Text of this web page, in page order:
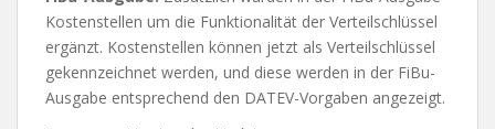
Kostenstellen um die Funktionalität der Verteilschlüssel
ergänzt. Kostenstellen können jetzt als Verteilschlüssel
gekennzeichnet werden, und diese werden in der FiBu-
Ausgabe entsprechend den DATEV-Vorgaben angezeigt.